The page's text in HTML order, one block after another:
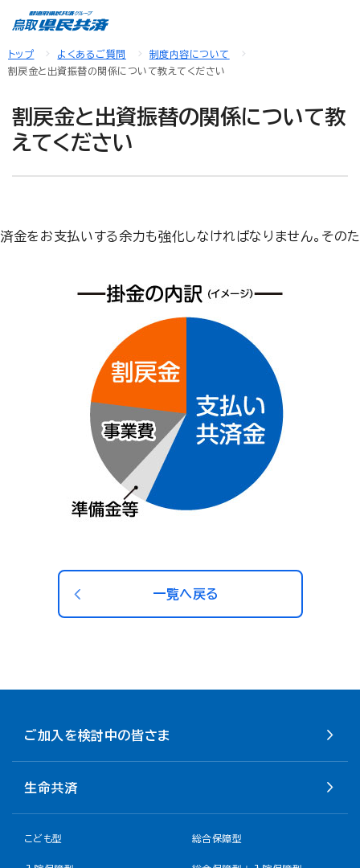
トップ よくあるご質問
制度内容について
割戻金と出資振替の関係について教えてください
割戻金と出資振替の関係について教
えてください
いする余力も強化しなければなりま
一覧へ戻る
ご加入を検討中の皆さま
生命共済
こども型 総合保障型